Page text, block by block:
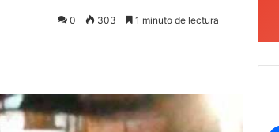
0 303 1 minuto de lectura